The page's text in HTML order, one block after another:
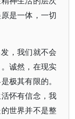
是一体，一切
，我们就不会
诚然，在现实
极其有限的。
怀有信念，我
世界并不是整